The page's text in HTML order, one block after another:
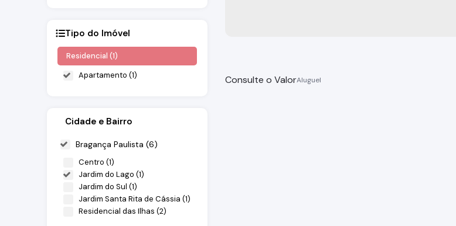
Tipo do Imóvel
Residencial (1)
Apartamento (1)
Cidade e Bairro
Bragança Paulista (6)
Centro (1)
Jardim do Lago (1)
Jardim do Sul (1)
Jardim Santa Rita de Cássia (1)
Residencial das Ilhas (2)
Consulte o Valor